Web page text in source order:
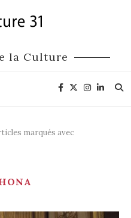
la Culture
marqués avec